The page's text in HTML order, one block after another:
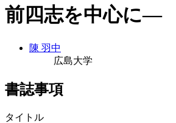
前四志を中心に―
陳 羽中
広島大学
書誌事項
タイトル